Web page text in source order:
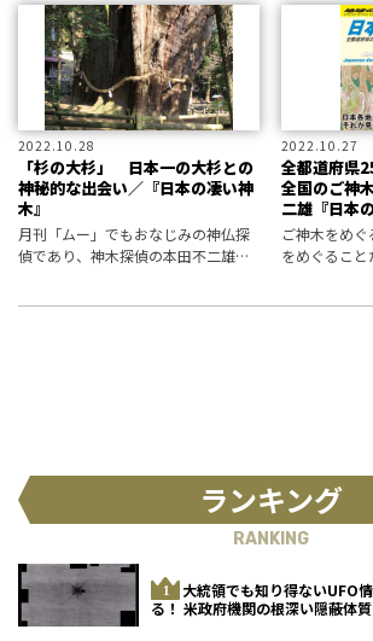
2022.10.28
「杉の大杉」 日本一の大杉との
神秘的な出会い／『日本の凄い神
木』
月刊「ムー」でもおなじみの神仏探
偵であり、神木探偵の本田不二雄氏
2022.10.27
全都道府県
全国のご神
二雄『日本
ご神木をめ
をめぐること
ランキング
RANKING
大統領でも知り得ないUFO
る！ 米政府機関の根深い隠蔽体